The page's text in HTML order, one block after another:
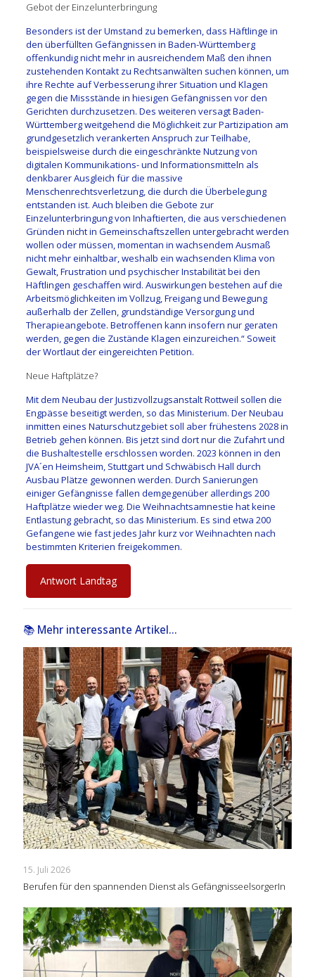
Gebot der Einzelunterbringung
Besonders ist der Umstand zu bemerken, dass Häftlinge in
den überfüllten Gefängnissen in Baden-Württemberg
offenkundig nicht mehr in ausreichendem Maß den ihnen
zustehenden Kontakt zu Rechtsanwälten suchen können, um
ihre Rechte auf Verbesserung ihrer Situation und Klagen
gegen die Missstände in hiesigen Gefängnissen vor den
Gerichten durchzusetzen. Des weiteren versagt Baden-
Württemberg weitgehend die Möglichkeit zur Partizipation am
grundgesetzlich verankerten Anspruch zur Teilhabe,
beispielsweise durch die eingeschränkte Nutzung von
digitalen Kommunikations- und Informationsmitteln als
denkbarer Ausgleich für die massive
Menschenrechtsverletzung, die durch die Überbelegung
entstanden ist. Auch bleiben die Gebote zur
Einzelunterbringung von Inhaftierten, die aus verschiedenen
Gründen nicht in Gemeinschaftszellen untergebracht werden
wollen oder müssen, momentan in wachsendem Ausmaß
nicht mehr einhaltbar, weshalb ein wachsenden Klima von
Gewalt, Frustration und psychischer Instabilität bei den
Häftlingen geschaffen wird. Auswirkungen bestehen auf die
Arbeitsmöglichkeiten im Vollzug, Freigang und Bewegung
außerhalb der Zellen, grundständige Versorgung und
Therapieangebote. Betroffenen kann insofern nur geraten
werden, gegen die Zustände Klagen einzureichen.“ Soweit
der Wortlaut der eingereichten Petition.
Neue Haftplätze?
Mit dem Neubau der Justizvollzugsanstalt Rottweil sollen die
Engpässe beseitigt werden, so das Ministerium. Der Neubau
inmitten eines Naturschutzgebiet soll aber frühestens 2028 in
Betrieb gehen können. Bis jetzt sind dort nur die Zufahrt und
die Bushaltestelle erschlossen worden. 2023 können in den
JVA´en Heimsheim, Stuttgart und Schwäbisch Hall durch
Ausbau Plätze gewonnen werden. Durch Sanierungen
einiger Gefängnisse fallen demgegenüber allerdings 200
Haftplätze wieder weg. Die Weihnachtsamnestie hat keine
Entlastung gebracht, so das Ministerium. Es sind etwa 200
Gefangene wie fast jedes Jahr kurz vor Weihnachten nach
bestimmten Kriterien freigekommen.
Antwort Landtag
📚 Mehr interessante Artikel...
15. Juli 2026
Berufen für den spannenden Dienst als GefängnisseelsorgerIn